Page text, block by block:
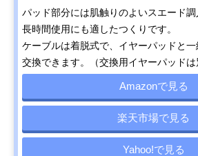
パッド部分には肌触りのよいスエード調
長時間使用にも適したつくりです。
ケーブルは着脱式で、イヤーパッドと
交換できます。（交換用イヤーパッドは
Amazonで見る
楽天市場で見る
Yahoo!で見る